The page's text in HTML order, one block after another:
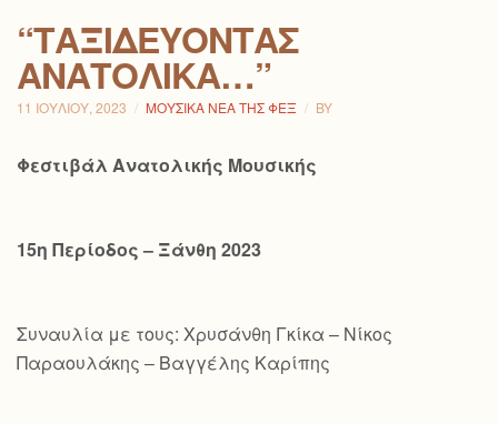
“ΤΑΞΙΔΕΎΟΝΤΑΣ
ΑΝΑΤΟΛΙΚΆ…”
11 ΙΟΥΛΊΟΥ, 2023 ΜΟΥΣΙΚΆ ΝΈΑ ΤΗΣ ΦΕΞ BY
Φεστιβάλ Ανατολικής Μουσικής
15η Περίοδος – Ξάνθη 2023
Συναυλία με τους: Χρυσάνθη Γκίκα – Νίκος
Παραουλάκης – Βαγγέλης Καρίπης